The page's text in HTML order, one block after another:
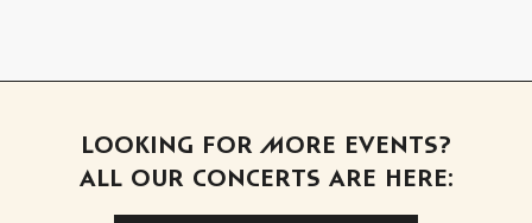
LOOKING FOR MORE EVENTS?
ALL OUR CONCERTS ARE HERE: